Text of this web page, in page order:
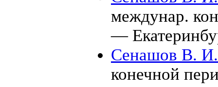
междунар.
—
Сенашов В. И.
конечной